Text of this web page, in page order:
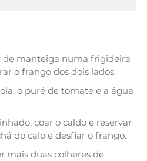
de manteiga numa frigideira
o frango dos dois lados.
o puré de tomate e a água
coar o caldo e reservar
do calo e desfiar o frango.
mais duas colheres de